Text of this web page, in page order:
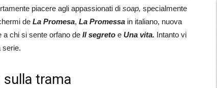
piacere agli appassionati di soap, specialmente
de La Promesa, La Promessa in italiano, nuova
chi si sente orfano de Il segreto e Una vita. Intanto vi
serie.
sulla trama